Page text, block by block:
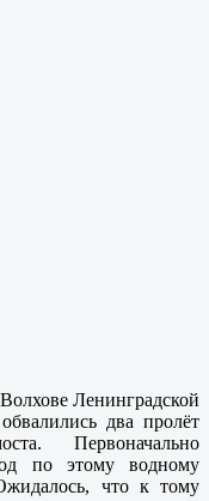
Ленинградской
два пролёт
Первоначально
по этому водному
что к тому